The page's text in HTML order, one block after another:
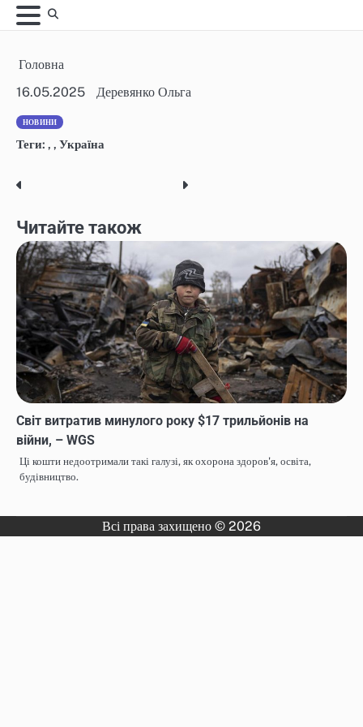
Skip
to
Головна
16.05.2025
Деревянко Ольга
НОВИНИ
Теги: , , Україна
Post
navigation
Читайте також
Світ витратив минулого року $17 трильйонів на
війни, – WGS
Ці кошти недоотримали такі галузі, як охорона здоров'я, освіта,
будівництво.
Всі права захищено © 2026